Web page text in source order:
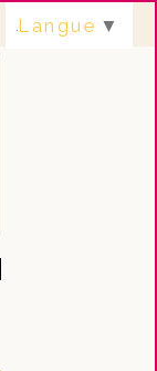
Langue ▼